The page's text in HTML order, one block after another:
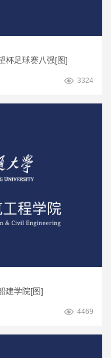
杯足球赛八强[图]
3324
建学院[图]
4469